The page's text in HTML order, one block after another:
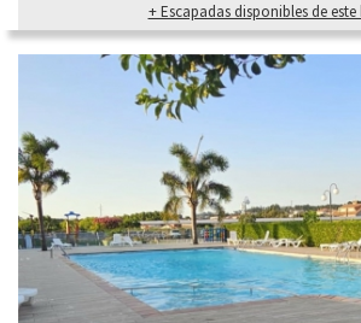
+ Escapadas disponibles de